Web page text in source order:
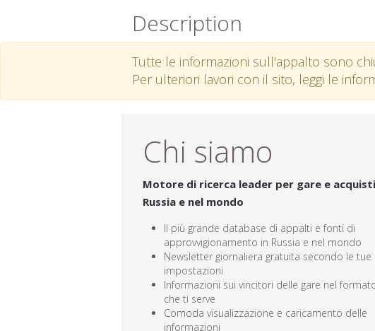
Description
Tutte le informazioni sull'appalto sono
Per ulteriori lavori con il sito, leggi le
Chi siamo
Motore di ricerca leader per gare e
Russia e nel mondo
Il più grande database di appalti e fonti di
approvvigionamento in Russia e nel mondo
Newsletter giornaliera gratuita secondo le tue
impostazioni
Informazioni sui vincitori delle gare nel
che ti serve
Comoda visualizzazione e caricamento delle
informazioni